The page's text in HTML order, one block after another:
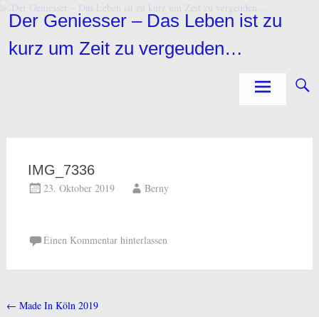
Zum
InhaltDer Geniesser – Das Leben ist zu
kurz um Zeit zu vergeuden…
IMG_7336
23. Oktober 2019 Berny
Einen Kommentar hinterlassen
Beitragsnavigation
← Made In Köln 2019